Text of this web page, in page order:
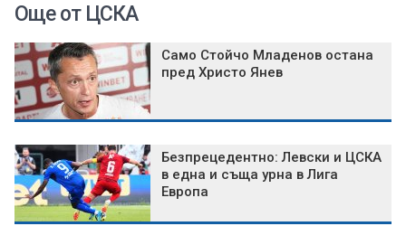
Още от ЦСКА
Само Стойчо Младенов остана
пред Христо Янев
Безпрецедентно: Левски и ЦСКА
в една и съща урна в Лига
Европа